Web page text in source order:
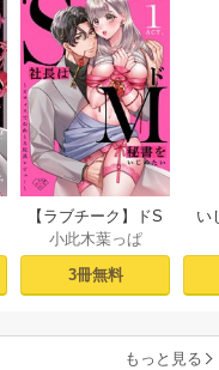
【ラブチーク】ドS
社長はドM秘書をい
じめたい～オフィ
スでぬれとろ玩具
小此木葉っぱ
3冊無料
い
もっと見る